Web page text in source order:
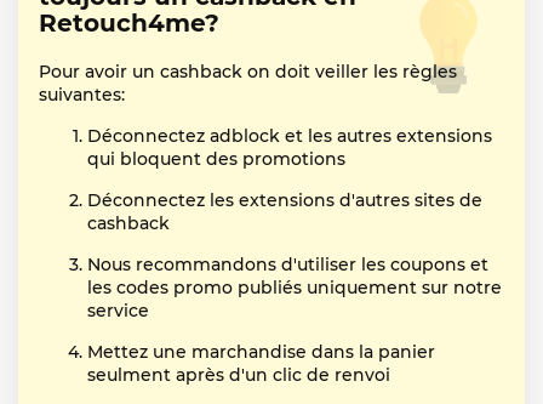
Retouch4me?
Pour avoir un cashback on doit veiller les règles
suivantes:
Déconnectez adblock et les autres extensions
qui bloquent des promotions
Déconnectez les extensions d'autres sites de
cashback
Nous recommandons d'utiliser les coupons et
les codes promo publiés uniquement sur notre
service
Mettez une marchandise dans la panier
seulment après d'un clic de renvoi